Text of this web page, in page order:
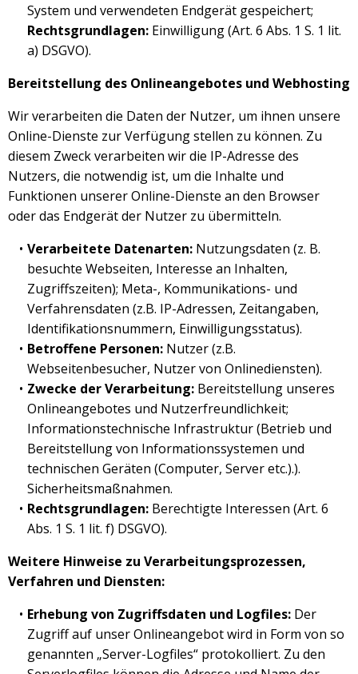
System und verwendeten Endgerät gespeichert;
Rechtsgrundlagen: Einwilligung (Art. 6 Abs. 1 S. 1 lit.
a) DSGVO).
Bereitstellung des Onlineangebotes und Webhosting
Wir verarbeiten die Daten der Nutzer, um ihnen unsere
Online-Dienste zur Verfügung stellen zu können. Zu
diesem Zweck verarbeiten wir die IP-Adresse des
Nutzers, die notwendig ist, um die Inhalte und
Funktionen unserer Online-Dienste an den Browser
oder das Endgerät der Nutzer zu übermitteln.
Verarbeitete Datenarten:Nutzungsdaten (z. B.
besuchte Webseiten, Interesse an Inhalten,
Zugriffszeiten); Meta-, Kommunikations- und
Verfahrensdaten (z.B. IP-Adressen, Zeitangaben,
Identifikationsnummern, Einwilligungsstatus).
Betroffene Personen:Nutzer (z.B.
Webseitenbesucher, Nutzer von Onlinediensten).
Zwecke der Verarbeitung:Bereitstellung unseres
Onlineangebotes und Nutzerfreundlichkeit;
Informationstechnische Infrastruktur (Betrieb und
Bereitstellung von Informationssystemen und
technischen Geräten (Computer, Server etc.).).
Sicherheitsmaßnahmen.
Rechtsgrundlagen:Berechtigte Interessen (Art. 6
Abs. 1 S. 1 lit. f) DSGVO).
Weitere Hinweise zu Verarbeitungsprozessen,
Verfahren und Diensten:
Erhebung von Zugriffsdaten und Logfiles: Der
Zugriff auf unser Onlineangebot wird in Form von so
genannten „Server-Logfiles“ protokolliert. Zu den